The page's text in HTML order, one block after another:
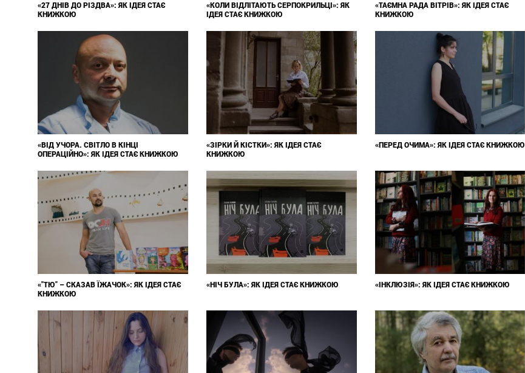
«27 ДНІВ ДО РІЗДВА»: ЯК ІДЕЯ СТАЄ
КНИЖКОЮ
«КОЛИ ВІДЛІТАЮТЬ СЕРПОКРИЛЬЦІ»: ЯК
ІДЕЯ СТАЄ КНИЖКОЮ
«ТАЄМНА РАДА ВІТРІВ»: ЯК ІДЕЯ СТАЄ
КНИЖКОЮ
«ВІД УЧОРА. СВІТЛО В КІНЦІ
ОПЕРАЦІЙНО»: ЯК ІДЕЯ СТАЄ КНИЖКОЮ
«ЗІРКИ Й КІСТКИ»: ЯК ІДЕЯ СТАЄ
КНИЖКОЮ
«ПЕРЕД ОЧИМА»: ЯК ІДЕЯ СТАЄ КНИЖКОЮ
«"ТЮ" – СКАЗАВ ЇЖАЧОК»: ЯК ІДЕЯ СТАЄ
КНИЖКОЮ
«НІЧ БУЛА»: ЯК ІДЕЯ СТАЄ КНИЖКОЮ «ІНКЛЮЗІЯ»: ЯК ІДЕЯ СТАЄ КНИЖКОЮ